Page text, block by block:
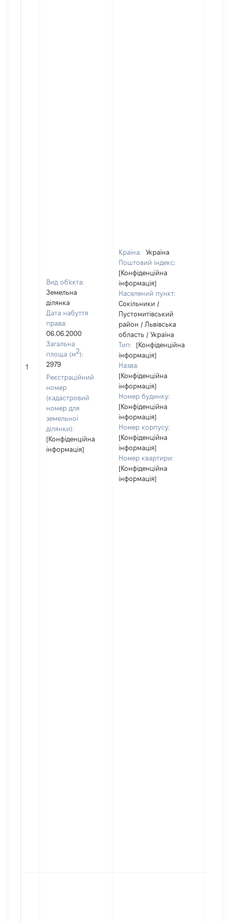
1
Вид об'єкта:
Земельна
ділянка
Дата набуття
права:
06.06.2000
Загальна
площа (м2):
2979
Реєстраційний
номер
(кадастровий
номер для
земельної
ділянки):
[Конфіденційна
інформація]
Країна:
Україна
Поштовий індекс:
[Конфіденційна
інформація]
Населений пункт:
Сокільники /
Пустомитівський
район / Львівська
область / Україна
Тип:
[Конфіденційна
інформація]
Назва:
[Конфіденційна
інформація]
Номер будинку:
[Конфіденційна
інформація]
Номер корпусу:
[Конфіденційна
інформація]
Номер квартири:
[Конфіденційна
інформація]